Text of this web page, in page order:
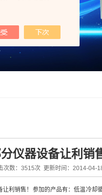
仪器设备让利销
次数：3515次 更新时间：2014-04-
销售！参加的产品有：低温冷却